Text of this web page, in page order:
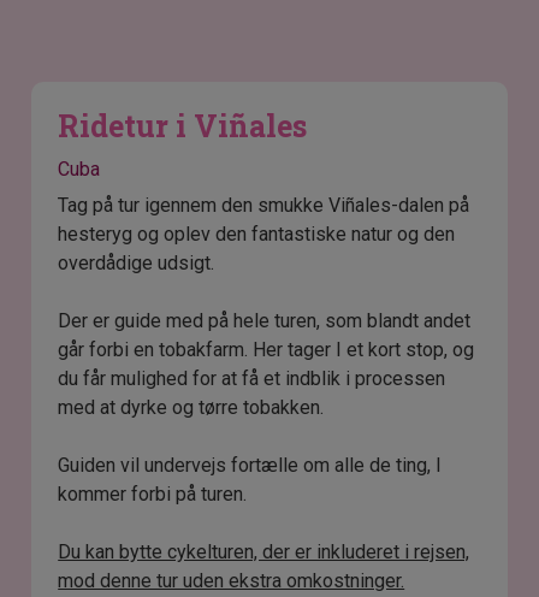
Ridetur i Viñales
Cuba
Tag på tur igennem den smukke Viñales-dalen på
hesteryg og oplev den fantastiske natur og den
overdådige udsigt.
Der er guide med på hele turen, som blandt andet
går forbi en tobakfarm. Her tager I et kort stop, og
du får mulighed for at få et indblik i processen
med at dyrke og tørre tobakken.
Guiden vil undervejs fortælle om alle de ting, I
kommer forbi på turen.
Du kan bytte cykelturen, der er inkluderet i rejsen,
mod denne tur uden ekstra omkostninger.